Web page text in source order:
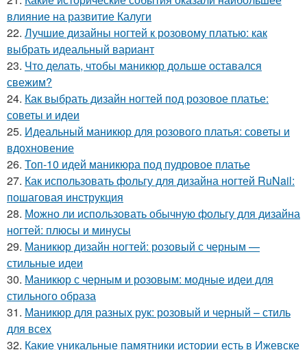
влияние на развитие Калуги
22. Лучшие дизайны ногтей к розовому платью: как
выбрать идеальный вариант
23. Что делать, чтобы маникюр дольше оставался
свежим?
24. Как выбрать дизайн ногтей под розовое платье:
советы и идеи
25. Идеальный маникюр для розового платья: советы и
вдохновение
26. Топ-10 идей маникюра под пудровое платье
27. Как использовать фольгу для дизайна ногтей RuNail:
пошаговая инструкция
28. Можно ли использовать обычную фольгу для дизайна
ногтей: плюсы и минусы
29. Маникюр дизайн ногтей: розовый с черным —
стильные идеи
30. Маникюр с черным и розовым: модные идеи для
стильного образа
31. Маникюр для разных рук: розовый и черный – стиль
для всех
32. Какие уникальные памятники истории есть в Ижевске